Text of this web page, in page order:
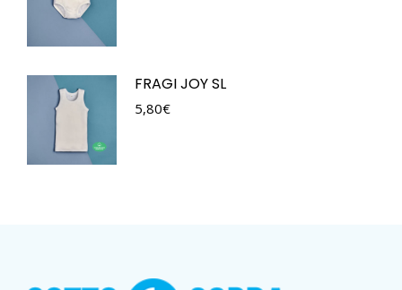
FRAGI JOY SL
5,80€